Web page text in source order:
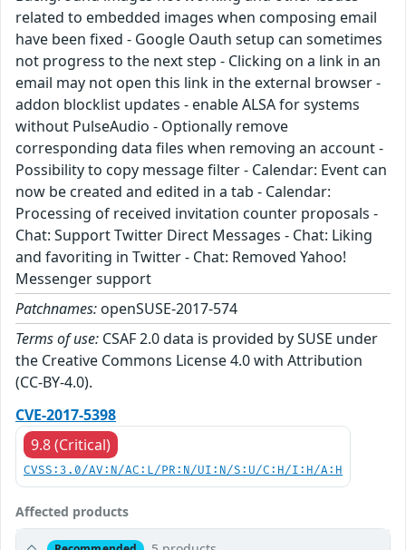
related to embedded images when composing email
have been fixed - Google Oauth setup can sometimes
not progress to the next step - Clicking on a link in an
email may not open this link in the external browser -
addon blocklist updates - enable ALSA for systems
without PulseAudio - Optionally remove
corresponding data files when removing an account -
Possibility to copy message filter - Calendar: Event can
now be created and edited in a tab - Calendar:
Processing of received invitation counter proposals -
Chat: Support Twitter Direct Messages - Chat: Liking
and favoriting in Twitter - Chat: Removed Yahoo!
Messenger support
Patchnames: openSUSE-2017-574
Terms of use: CSAF 2.0 data is provided by SUSE under
the Creative Commons License 4.0 with Attribution
(CC-BY-4.0).
CVE-2017-5398
9.8 (Critical)
CVSS:3.0/AV:N/AC:L/PR:N/UI:N/S:U/C:H/I:H/A:H
Affected products